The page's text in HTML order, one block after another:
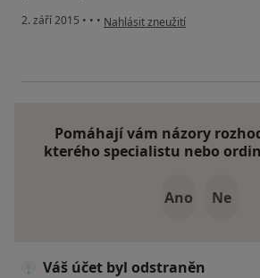
2. září 2015 • • • podle názoru uživatele Váš účet
Nahlásit zneužití
Pomáhají vám názory
kterého specialistu nebo
Ano Ne
Váš účet byl odstraněn